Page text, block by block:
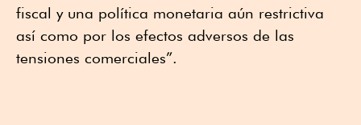
fiscal y una política monetaria aún restrictiva
así como por los efectos adversos de las
tensiones comerciales”.